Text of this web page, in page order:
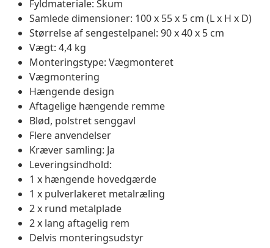
Fyldmateriale: Skum
Samlede dimensioner: 100 x 55 x 5 cm (L x H x D)
Størrelse af sengestelpanel: 90 x 40 x 5 cm
Vægt: 4,4 kg
Monteringstype: Vægmonteret
Vægmontering
Hængende design
Aftagelige hængende remme
Blød, polstret senggavl
Flere anvendelser
Kræver samling: Ja
Leveringsindhold:
1 x hængende hovedgærde
1 x pulverlakeret metalræling
2 x rund metalplade
2 x lang aftagelig rem
Delvis monteringsudstyr